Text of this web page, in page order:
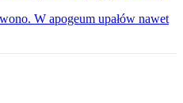
W apogeum upałów nawet